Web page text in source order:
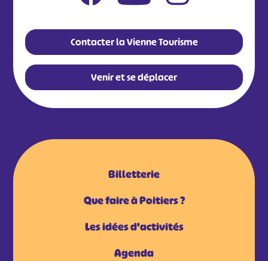
Contacter la Vienne Tourisme
Venir et se déplacer
Billetterie
Que faire à Poitiers ?
Les idées d'activités
Agenda